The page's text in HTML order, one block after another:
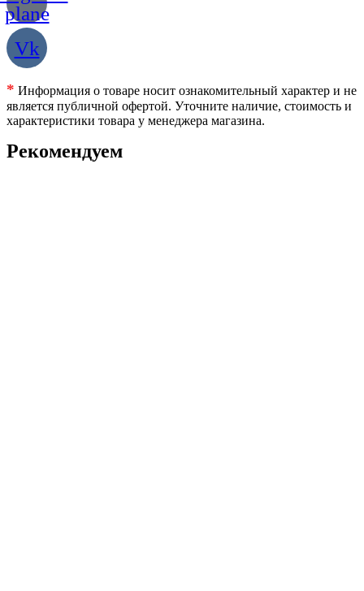
plane
Vk
* Информация о товаре носит ознакомительный характер и не
является публичной офертой. Уточните наличие, стоимость и
характеристики товара у менеджера магазина.
Рекомендуем